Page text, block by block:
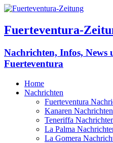
Fuerteventura-
Nachrichten, Infos, News
Fuerteventura
Home
Nachrichten
Fuerteventura
Kanaren Nachrichten
Teneriffa
La Palma
La Gomera